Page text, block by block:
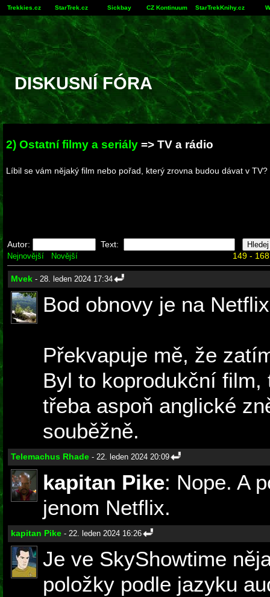
Trekkies.cz StarTrek.cz Sickbay CZ Kontinuum StarTrekKnihy.cz
DISKUSNÍ FÓRA
2) Ostatní filmy a seriály => TV a rádio
Líbil se vám nějaký film nebo pořad, který zrovna budou dávat v
Autor: Text:
Nejnovější Novější 149 -
Mvek - 28. leden 2024 17:34
Bod obnovy je na
Překvapuje mě, že
Byl to koprodukční
třeba aspoň anglické
souběžně.
Telemachus Rhade - 22. leden 2024 20:09
kapitan Pike: Nope. A
jenom Netflix.
kapitan Pike - 22. leden 2024 16:26
Je ve SkyShowtime
položky podle jazyku